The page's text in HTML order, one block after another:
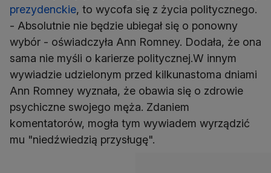
prezydenckie, to wycofa się z życia politycznego.
- Absolutnie nie będzie ubiegał się o ponowny
wybór - oświadczyła Ann Romney. Dodała, że ona
sama nie myśli o karierze politycznej.W innym
wywiadzie udzielonym przed kilkunastoma dniami
Ann Romney wyznała, że obawia się o zdrowie
psychiczne swojego męża. Zdaniem
komentatorów, mogła tym wywiadem wyrządzić
mu "niedźwiedzią przysługę".